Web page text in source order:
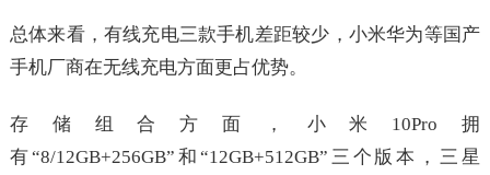
总体来看，有线充电三款手机差距较少，小米华为等国产
手机厂商在无线充电方面更占优势。
存储组合方面，小米10Pro拥
有“8/12GB+256GB”和“12GB+512GB”三个版本，三星